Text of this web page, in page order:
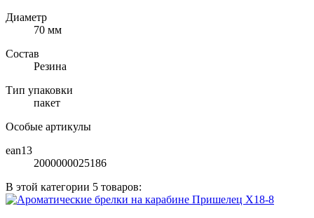
Диаметр
70 мм
Состав
Резина
Тип упаковки
пакет
Особые артикулы
ean13
2000000025186
В этой категории 5 товаров: